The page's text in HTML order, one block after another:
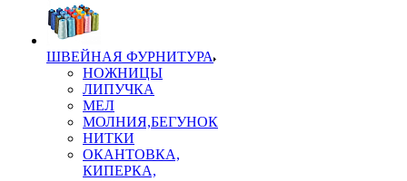
ШВЕЙНАЯ ФУРНИТУРА
НОЖНИЦЫ
ЛИПУЧКА
МЕЛ
МОЛНИЯ,БЕГУНОК
НИТКИ
ОКАНТОВКА,
КИПЕРКА,